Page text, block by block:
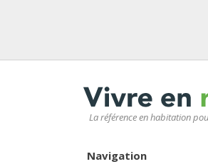
La référence en habitation
Navigation